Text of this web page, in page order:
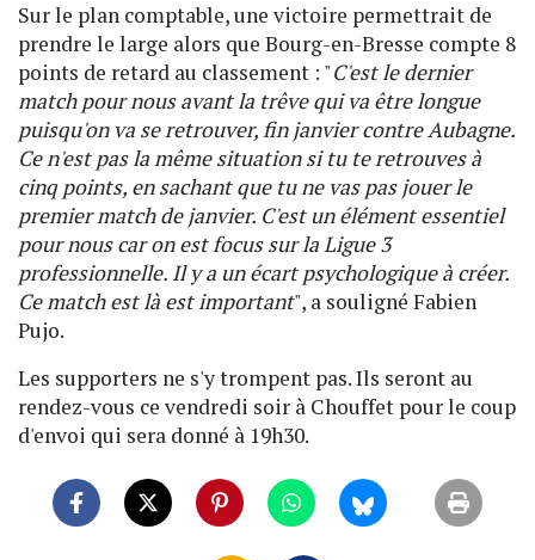
Sur le plan comptable, une victoire permettrait de
prendre le large alors que Bourg-en-Bresse compte 8
points de retard au classement : "C'est le dernier
match pour nous avant la trêve qui va être longue
puisqu'on va se retrouver, fin janvier contre Aubagne.
Ce n'est pas la même situation si tu te retrouves à
cinq points, en sachant que tu ne vas pas jouer le
premier match de janvier. C'est un élément essentiel
pour nous car on est focus sur la Ligue 3
professionnelle. Il y a un écart psychologique à créer.
Ce match est là est important", a souligné Fabien
Pujo.
Les supporters ne s'y trompent pas. Ils seront au
rendez-vous ce vendredi soir à Chouffet pour le coup
d'envoi qui sera donné à 19h30.